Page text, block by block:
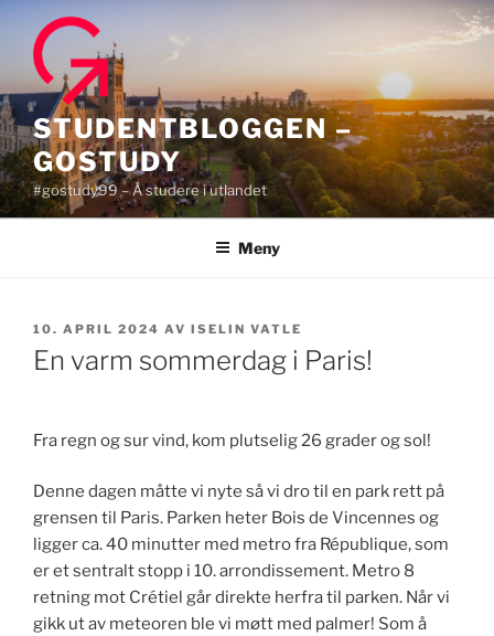
innhold
STUDENTBLOGGEN –
GOSTUDY
#gostudy99 – Å studere i utlandet
Meny
PUBLISERT
10. APRIL 2024 AV ISELIN VATLE
En varm sommerdag i Paris!
Fra regn og sur vind, kom plutselig 26 grader og sol!
Denne dagen måtte vi nyte så vi dro til en park rett på
grensen til Paris. Parken heter Bois de Vincennes og
ligger ca. 40 minutter med metro fra République, som
er et sentralt stopp i 10. arrondissement. Metro 8
retning mot Crétiel går direkte herfra til parken. Når vi
gikk ut av meteoren ble vi møtt med palmer! Som å